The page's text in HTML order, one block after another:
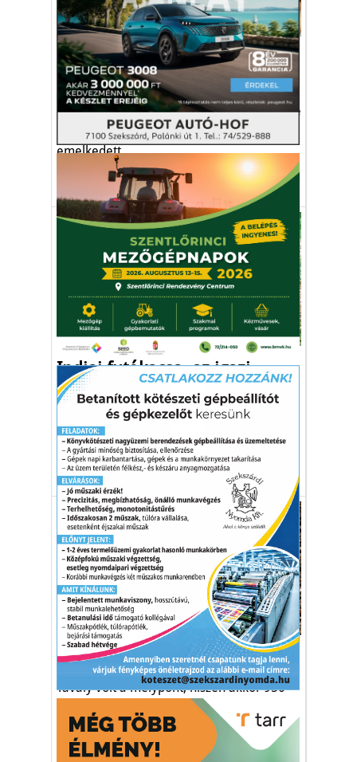
Gazdaság
Egyre több csirke kerül az
asztalra
Nőtt a belföldi csirkefeldolgozás az idén, de
közben a csirkehús termelői ára is
emelkedett.
baromfi mezőgazdaság élelmiszer
Gazdaság
Indiai futókacsa, az igazi
biológiai szuperfegyver
Nemcsak a kifejlett csigákat fogyasztja el,
hanem a petéket is.
baromfi kártevőírtás futókacsa
Gazdaság
Tyúkdömping a Dunántúlon
Tavaly volt a mélypont, hiszen akkor 950
ezer körül volt a vasi tyúkszám.
tyúk baromfi KSH